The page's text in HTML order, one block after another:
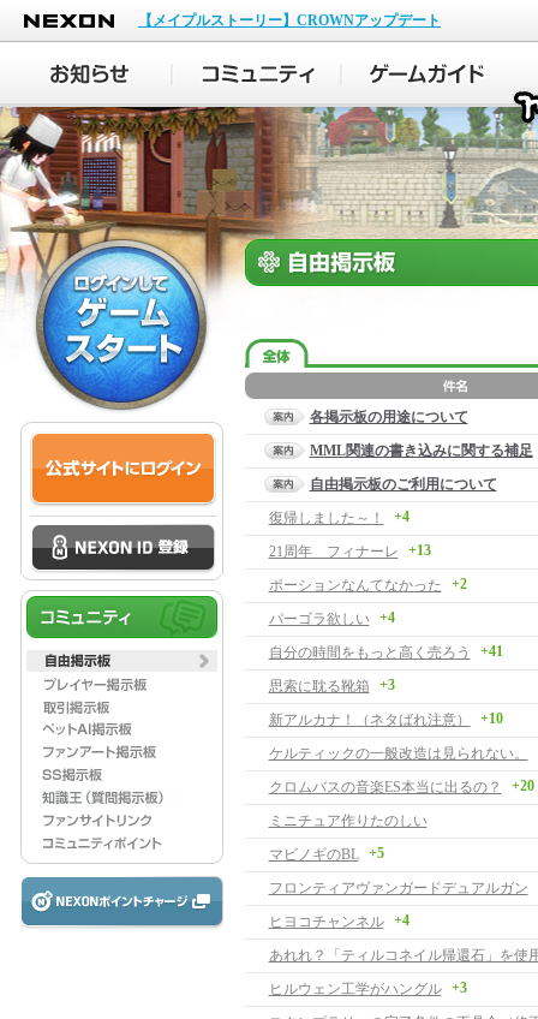
NEXON
【メイプルストーリー】CROWNアップデート
各掲示板の用途について
MML関連の書き込みに関する補足
自由掲示板のご利用について
復帰しました～！
+4
21周年 フィナーレ +13
ポーションなんてなかった +2
パーゴラ欲しい +4
自分の時間をもっと高く売ろう +41
思索に耽る靴箱 +3
新アルカナ！（ネタばれ注意） +10
ケルティックの一般改造は見られない。
クロムバスの音楽ES本当に出るの？ +20
ミニチュア作りたのしい
マビノギのBL
+5
フロンティアヴァンガードデュアルガン
ヒヨコチャンネル +4
あれれ？「ティルコネイル帰還石」を使
ヒルウェン工学がハングル
+3